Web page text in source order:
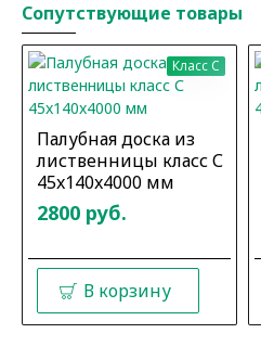
Сопутствующие товары
Класс C
Палубная доска из
лиственницы класс С
45x140x4000 мм
2800 руб.
В корзину